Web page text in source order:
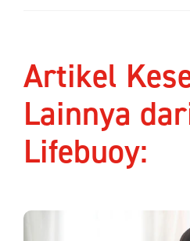
Artikel
Lainnya
Lifebuoy: